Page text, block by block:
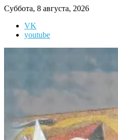
Перейти
содержимому
Суббота, 8 августа, 2026
VK
youtube